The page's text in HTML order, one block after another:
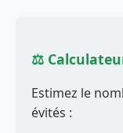
⚖️
Estimez le
évités :